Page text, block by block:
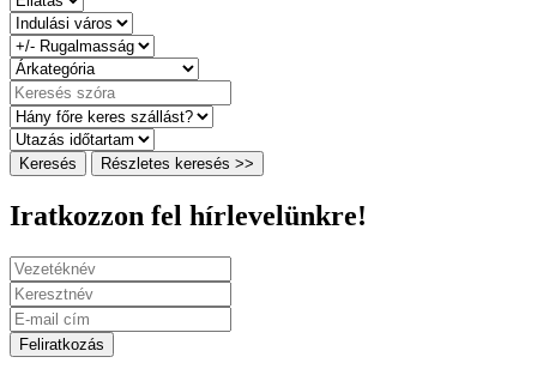
Keresés Részletes keresés >>
Iratkozzon fel hírlevelünkre!
Feliratkozás